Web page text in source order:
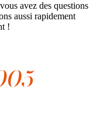
avez des questions
aussi rapidement
!